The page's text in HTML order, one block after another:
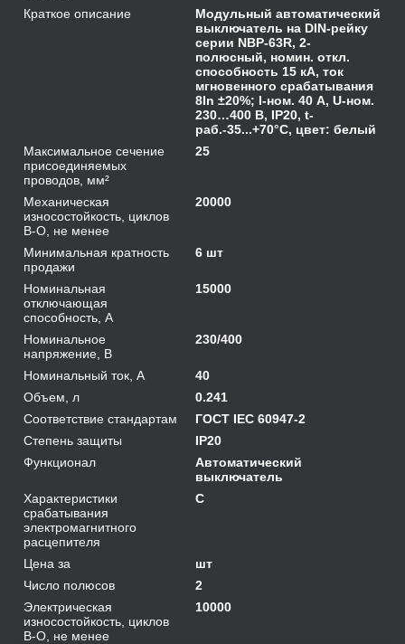
Краткое описание
Модульный автоматический
выключатель на DIN-рейку
серии NBP-63R, 2-
полюсный, номин. откл.
способность 15 кА, ток
мгновенного срабатывания
8In ±20%; I-ном. 40 А, U-ном.
230…400 В, IP20, t-
раб.-35...+70°C, цвет: белый
Максимальное сечение
присоединяемых
проводов, мм²
25
Механическая
износостойкость, циклов
В-О, не менее
20000
Минимальная кратность
продажи
6 шт
Номинальная
отключающая
способность, А
15000
Номинальное
напряжение, В
230/400
Номинальный ток, А
40
Объем, л
0.241
Соответствие стандартам
ГОСТ IEC 60947-2
Степень защиты
IP20
Функционал
Автоматический
выключатель
Характеристики
срабатывания
электромагнитного
расцепителя
C
Цена за
шт
Число полюсов
2
Электрическая
износостойкость, циклов
В-О, не менее
10000